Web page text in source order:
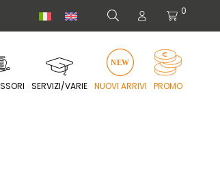
0
SERVIZI/VARIE NUOVI ARRIVI PROMO